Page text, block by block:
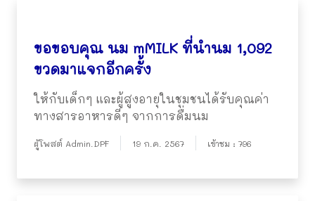
ขอขอบคุณ นม mMILK ที่นำนม 1,092
ขวดมาแจกอีกครั้ง
ให้กับเด็กๆ และผู้สูงอายุในชุมชนได้รับคุณค่า
ทางสารอาหารดีๆ จากการดื่มนม
ผู้โพสต์ Admin.DPF 19 ก.ค. 2567 เข้าชม : 796